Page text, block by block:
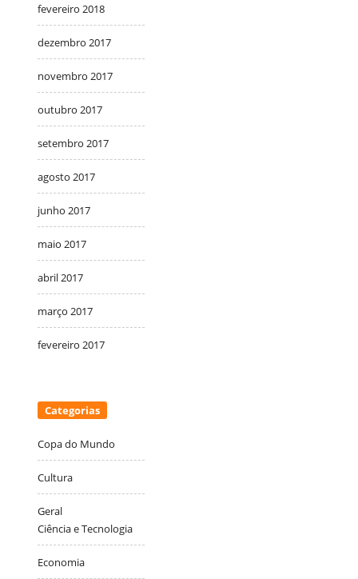
fevereiro 2018
dezembro 2017
novembro 2017
outubro 2017
setembro 2017
agosto 2017
junho 2017
maio 2017
abril 2017
março 2017
fevereiro 2017
Categorias
Copa do Mundo
Cultura
Geral
Ciência e Tecnologia
Economia